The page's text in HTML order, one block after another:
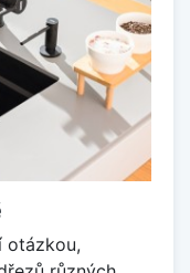
otázkou,